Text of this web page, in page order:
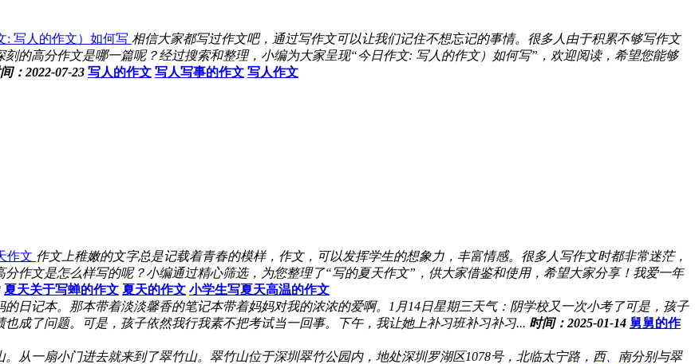
: 写人的作文）如何写 相信大家都写过作文吧，通过写作文可以让我们记住不想忘记的事情。很多人由于积累不够写作文
的高分作文是哪一篇呢？经过搜索和整理，小编为大家呈现“今日作文: 写人的作文）如何写”，欢迎阅读，希望您能够
：2022-07-23 写人的作文 写人写事的作文 写人作文
作文 作文上稚嫩的文字总是记载着青春的模样，作文，可以发挥学生的想象力，丰富情感。很多人写作文时都非常迷茫，
作文是怎么样写的呢？小编通过精心筛选，为您整理了“写的夏天作文”，供大家借鉴和使用，希望大家分享！我爱一年
夏天关于写蝉的作文 夏天的作文 小学生写夏天高温的作文
日记本。那本带着淡淡馨香的笔记本带着妈妈对我的浓浓的爱啊。1月14日星期三天气：阴学校又一次小考了可是，孩子
成了问题。可是，孩子依然我行我素不把考试当一回事。下午，我让她上补习班补习补习... 时间：2025-01-14 舅舅的作
从一扇小门进去就来到了翠竹山。翠竹山位于深圳翠竹公园内，地处深圳罗湖区1078号，北临太宁路，西、南分别与翠